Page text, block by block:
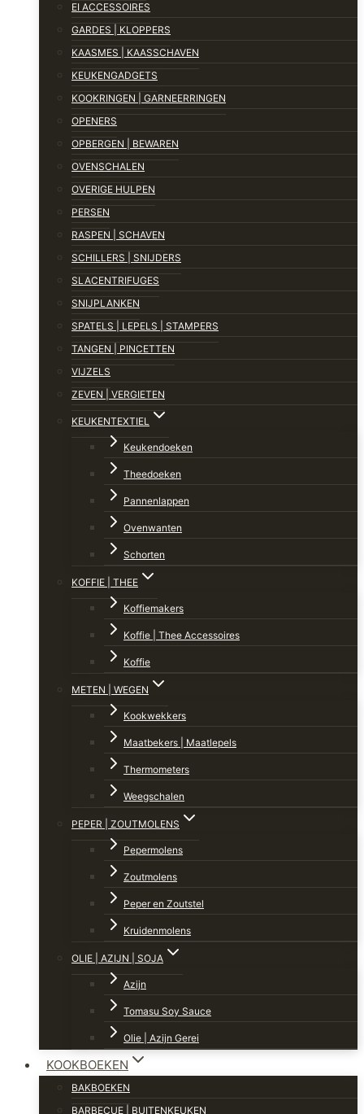
EI ACCESSOIRES
GARDES | KLOPPERS
KAASMES | KAASSCHAVEN
KEUKENGADGETS
KOOKRINGEN | GARNEERRINGEN
OPENERS
OPBERGEN | BEWAREN
OVENSCHALEN
OVERIGE HULPEN
PERSEN
RASPEN | SCHAVEN
SCHILLERS | SNIJDERS
SLACENTRIFUGES
SNIJPLANKEN
SPATELS | LEPELS | STAMPERS
TANGEN | PINCETTEN
VIJZELS
ZEVEN | VERGIETEN
KEUKENTEXTIEL
Keukendoeken
Theedoeken
Pannenlappen
Ovenwanten
Schorten
KOFFIE | THEE
Koffiemakers
Koffie | Thee Accessoires
Koffie
METEN | WEGEN
Kookwekkers
Maatbekers | Maatlepels
Thermometers
Weegschalen
PEPER | ZOUTMOLENS
Pepermolens
Zoutmolens
Peper en Zoutstel
Kruidenmolens
OLIE | AZIJN | SOJA
Azijn
Tomasu Soy Sauce
Olie | Azijn Gerei
KOOKBOEKEN
BAKBOEKEN
BARBECUE | BUITENKEUKEN